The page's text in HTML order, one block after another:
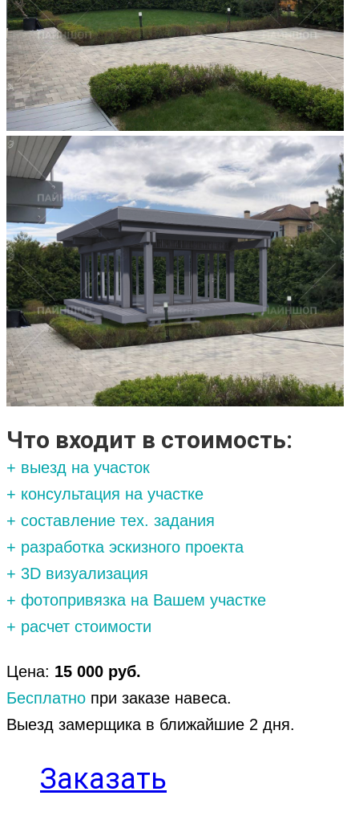
Что входит в стоимость:
+ выезд на участок
+ консультация на участке
+ составление тех. задания
+ разработка эскизного проекта
+ 3D визуализация
+ фотопривязка на Вашем участке
+ расчет стоимости
Цена: 15 000 руб.
Бесплатно при заказе навеса.
Выезд замерщика в ближайшие 2 дня.
Заказать